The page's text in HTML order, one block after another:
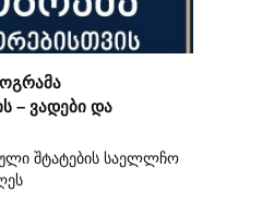
– ვადები და
შტატების საელლჩო